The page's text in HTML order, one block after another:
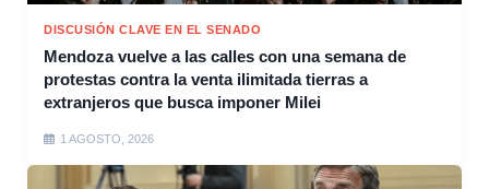
DISCUSIÓN CLAVE EN EL SENADO
Mendoza vuelve a las calles con una semana de
protestas contra la venta ilimitada tierras a
extranjeros que busca imponer Milei
1 AGOSTO, 2026